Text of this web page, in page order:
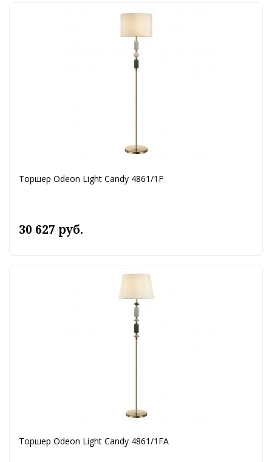
Торшер Odeon Light Candy 4861/1F
30 627 руб.
Торшер Odeon Light Candy 4861/1FA